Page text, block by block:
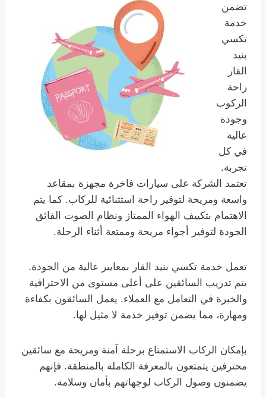
تضمن
خدمة
تكسي
بنيد
القار
راحة
الركوب
وجودة
عالية
في كل
تجربة.
تعتمد الشركة على سيارات فاخرة مجهزة بمقاعد
واسعة ومريحة لتوفير راحة استثنائية للركاب. كما يتم
الاهتمام بتكييف الهواء الممتاز ونظام الصوت الفائق
الجودة لتوفير أجواء مريحة وممتعة أثناء الرحلة.
تعمل خدمة تكسي بنيد القار بمعايير عالية من الجودة.
يتم تدريب السائقين على أعلى مستوى من الاحترافية
والخبرة في التعامل مع العملاء. يعمل السائقون بكفاءة
ومهارة، مما يضمن توفير خدمة لا مثيل لها.
بإمكان الركاب الاستمتاع برحلة آمنة ومريحة مع سائقين
محترفين يتمتعون بالمعرفة الكاملة بالمنطقة. فإنهم
يضمنون وصول الركاب لوجهاتهم بأمان وسلامة.